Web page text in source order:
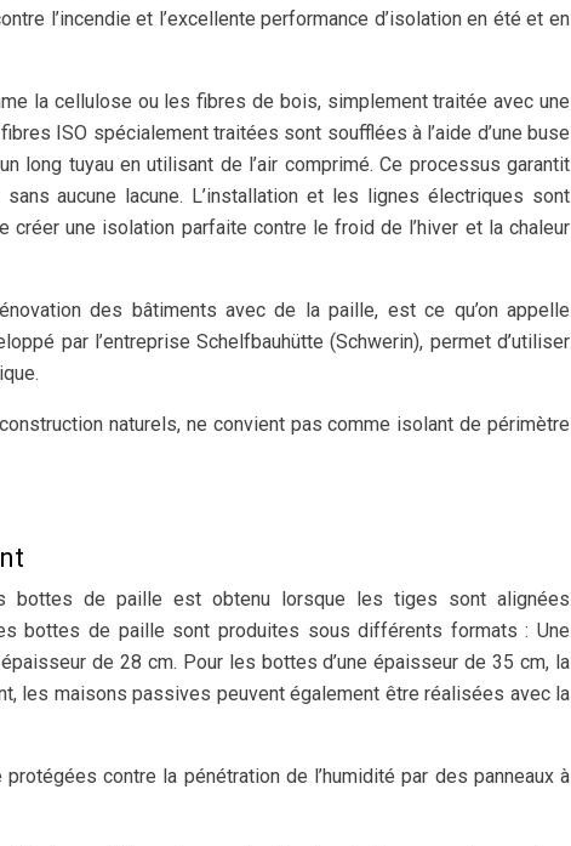
l’incendie et l’excellente performance d’isolation en été et en
la cellulose ou les fibres de bois, simplement traitée avec une
ISO spécialement traitées sont soufflées à l’aide d’une buse
long tuyau en utilisant de l’air comprimé. Ce processus garantit
aucune lacune. L’installation et les lignes électriques sont
une isolation parfaite contre le froid de l’hiver et la chaleur
des bâtiments avec de la paille, est ce qu’on appelle
par l’entreprise Schelfbauhütte (Schwerin), permet d’utiliser
naturels, ne convient pas comme isolant de périmètre
bottes de paille est obtenu lorsque les tiges sont alignées
bottes de paille sont produites sous différents formats : Une
de 28 cm. Pour les bottes d’une épaisseur de 35 cm, la
les maisons passives peuvent également être réalisées avec la
contre la pénétration de l’humidité par des panneaux à